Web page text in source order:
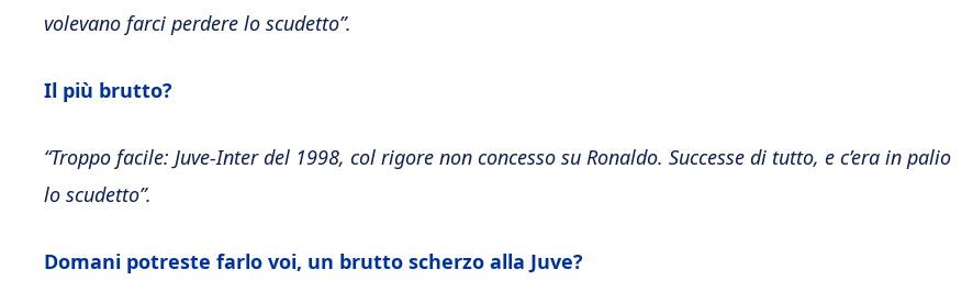
volevano farci perdere lo scudetto”.
Il più brutto?
“Troppo facile: Juve-Inter del 1998, col rigore non concesso su Ronaldo. Successe di tutto, e c’era in palio
lo scudetto”.
Domani potreste farlo voi, un brutto scherzo alla Juve?